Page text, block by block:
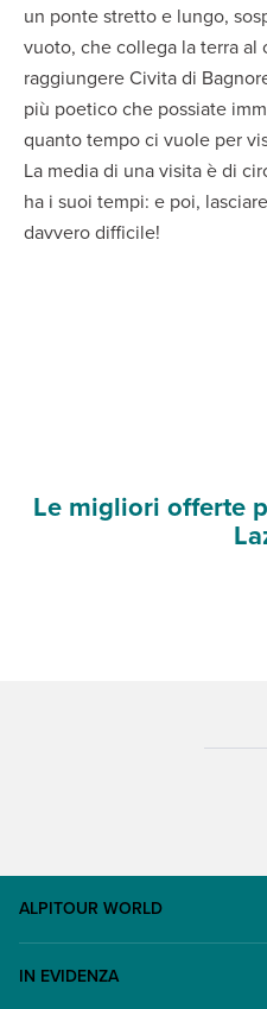
un ponte stretto e lungo,
vuoto, che collega la terra al
raggiungere Civita di
più poetico che possiate
quanto tempo ci vuole per
La media di una visita è di
ha i suoi tempi: e poi,
davvero difficile!
Le migliori offerte
ALPITOUR WORLD
IN EVIDENZA